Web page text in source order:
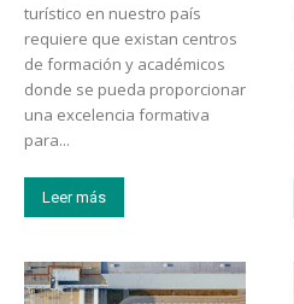
turístico en nuestro país
requiere que existan centros
de formación y académicos
donde se pueda proporcionar
una excelencia formativa
para...
Leer más